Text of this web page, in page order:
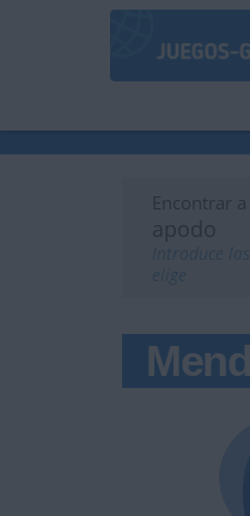
Encontrar
apodo